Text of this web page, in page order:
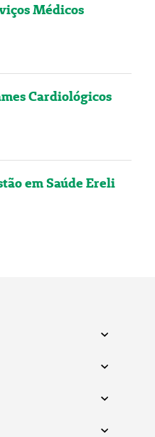
Médicos
Cardiológicos
em Saúde Ereli